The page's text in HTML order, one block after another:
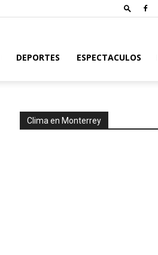
DEPORTES ESPECTACULOS
Clima en Monterrey